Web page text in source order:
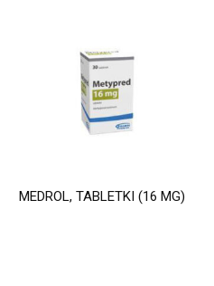
MEDROL, TABLETKI (16 MG)